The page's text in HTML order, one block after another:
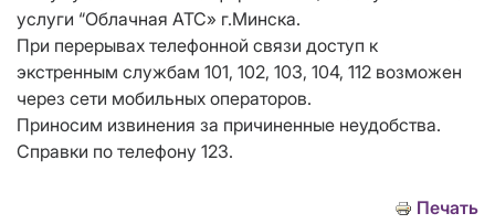
услуги “Облачная АТС» г.Минска.
При перерывах телефонной связи доступ к
экстренным службам 101, 102, 103, 104, 112 возможен
через сети мобильных операторов.
Приносим извинения за причиненные неудобства.
Справки по телефону 123.
Печать